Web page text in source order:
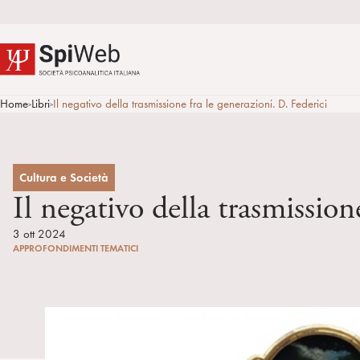
Home>Libri>Il negativo della trasmissione fra le generazioni. D. Federici
Cultura e Società
Il negativo della
3 ott 2024
APPROFONDIMENTI TEMATICI